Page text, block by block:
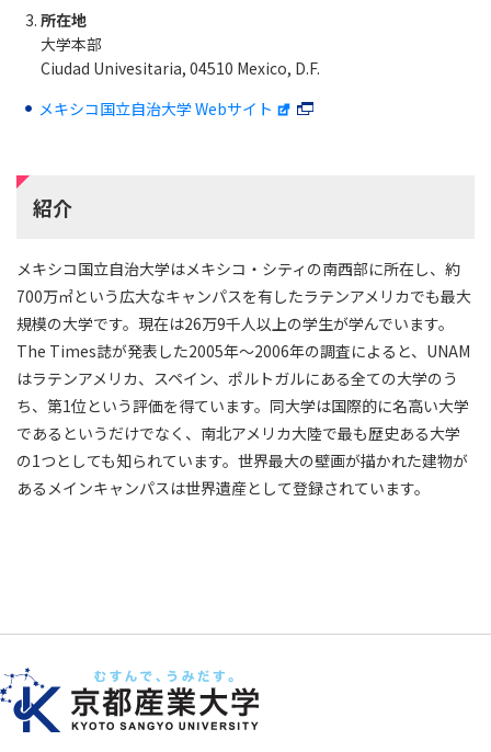
所在地
大学本部
Ciudad Univesitaria, 04510 Mexico, D.F.
メキシコ国立自治大学 Webサイト
紹介
メキシコ国立自治大学はメキシコ・シティの南西部に所在し、約
700万㎡という広大なキャンパスを有したラテンアメリカでも最大
規模の大学です。現在は26万9千人以上の学生が学んでいます。
The Times誌が発表した2005年～2006年の調査によると、UNAM
はラテンアメリカ、スペイン、ポルトガルにある全ての大学のう
ち、第1位という評価を得ています。同大学は国際的に名高い大学
であるというだけでなく、南北アメリカ大陸で最も歴史ある大学
の1つとしても知られています。世界最大の壁画が描かれた建物が
あるメインキャンパスは世界遺産として登録されています。